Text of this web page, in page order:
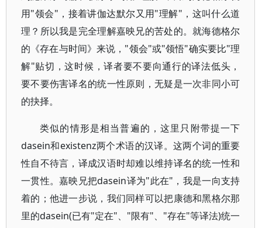
用"领会"，接着讲伽达默尔又用"理解"，这叫什么道
理？所以我是完全理解嘉映兄的苦处的。就海德格尔
的《存在与时间》来说，"领会"或"领悟"确实要比"理
解"贴切，这时候，译者要不要向通行的译法低头，
要不要伤害译名的统一性原则，无疑是一次非同小可
的抉择。
类似的情形是相当普遍的，这里只附带提一下
dasein和existenz两个术语的汉译。这两个词的重要
性自不待言，译成汉语时却难以维持译名的统一性和
一贯性。嘉映兄把dasein译为"此在"，我是一向支持
着的；他进一步说，我们同样可以把康德和黑格尔那
里的dasein(已有"定在"、"限有"、"存在"等译法)统一